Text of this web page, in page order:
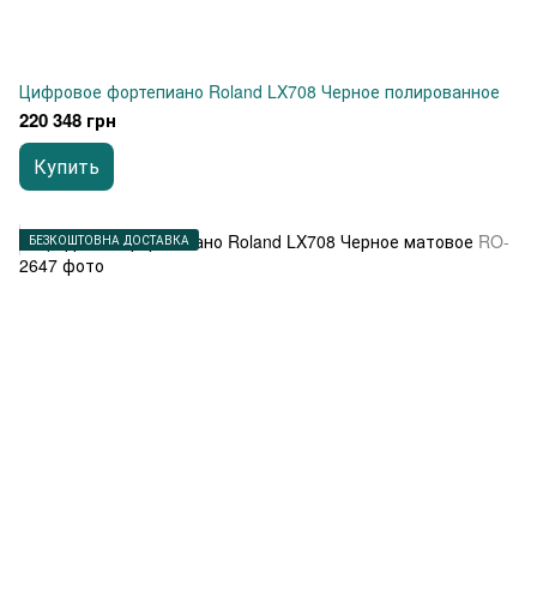
Цифровое фортепиано Roland LX708 Черное полированное
220 348 грн
Купить
БЕЗКОШТОВНА ДОСТАВКА